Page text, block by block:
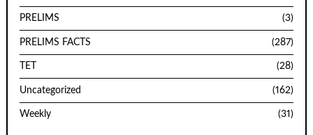
PRELIMS (3)
PRELIMS FACTS (287)
TET (28)
Uncategorized (162)
Weekly (31)